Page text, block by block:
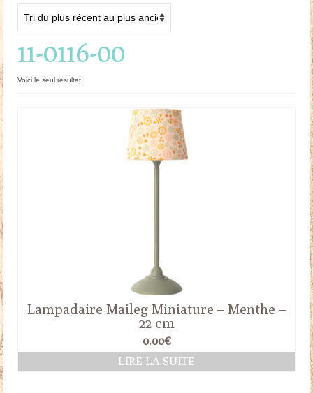
Maileg
Poupées
Doudous
Mobilier & Accessoires
11-0116-00
Voici le seul résultat
Lampadaire Maileg Miniature – Menthe –
22 cm
0.00€
LIRE LA SUITE